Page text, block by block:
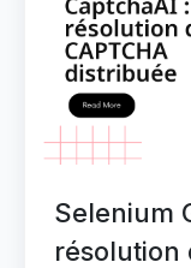
Selenium
résolution